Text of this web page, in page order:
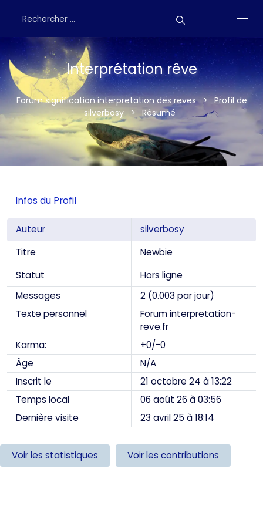
Interprétation rêve
Forum signification interpretation des reves> Profil de
silverbosy> Résumé
Infos du Profil
Auteur
silverbosy
Titre
Newbie
Statut
Hors ligne
Messages
2 (0.003 par jour)
Texte personnel
Forum interpretation-
reve.fr
Karma:
+0/-0
Âge
N/A
Inscrit le
21 octobre 24 à 13:22
Temps local
06 août 26 à 03:56
Dernière visite
23 avril 25 à 18:14
Voir les statistiques Voir les contributions